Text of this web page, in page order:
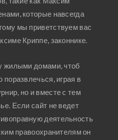
которые навсегда
мы приветствуем вас
Криппе, законнике.
жилыми домами, чтоб
поразвлечься, играя в
но и вместе с тем
Если сайт не ведет
деятельность
правоохранителям он